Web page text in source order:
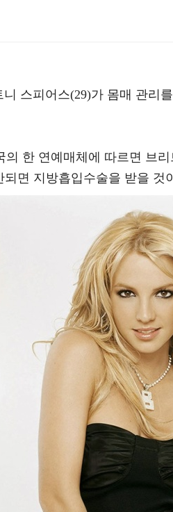
스피어스(29)가 몸매 관리
의 한 연예매체에 따르면 브
면 지방흡입수술을 받을 것